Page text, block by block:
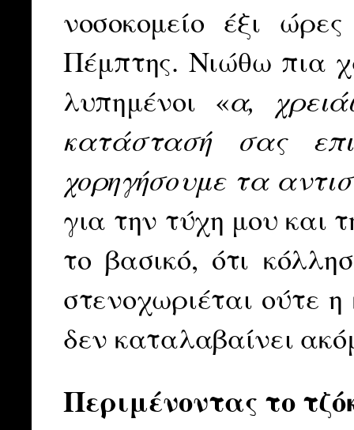
νοσοκομείο έξι
Πέμπτης. Νιώθω πια
λυπημένοι «α,
κατάστασή σας
χορηγήσουμε τα
για την τύχη μου και
το βασικό, ότι
στενοχωριέται ούτε
δεν καταλαβαίνει
Περιμένοντας το